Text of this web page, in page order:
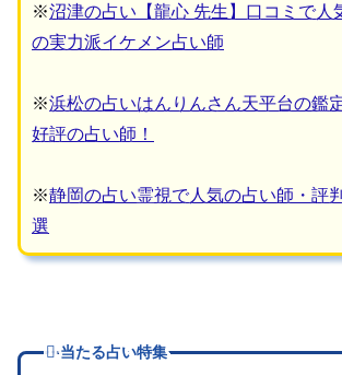
※沼津の占い【龍心 先生】口コミで人
の実力派イケメン占い師
※浜松の占いはんりんさん天平台の鑑
好評の占い師！
※静岡の占い霊視で人気の占い師・評
選
当たる占い特集